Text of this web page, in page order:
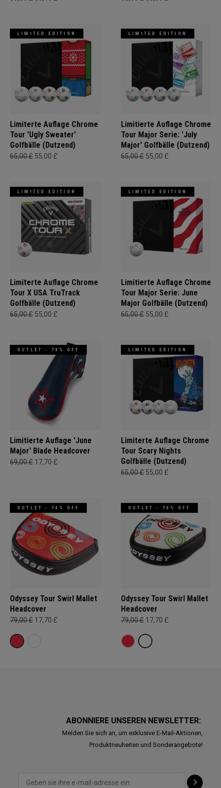
LIMITED EDITION
Limiterte Auflage Chrome
Tour 'Ugly Sweater'
Golfbälle (Dutzend)
65,00 £ 55,00 £
LIMITED EDITION
Limitierte Auflage Chrome
Tour Major Serie: 'July
Major' Golfbälle (Dutzend)
65,00 £ 55,00 £
LIMITED EDITION
Limiterte Auflage Chrome
Tour X USA TruTrack
Golfbälle (Dutzend)
65,00 £ 55,00 £
LIMITED EDITION
Limitierte Auflage Chrome
Tour Major Serie: June
Major Golfbälle (Dutzend)
65,00 £ 55,00 £
OUTLET - 70% OFF
Limitierte Auflage 'June
Major' Blade Headcover
69,00 £ 17,70 £
LIMITED EDITION
Limiterte Auflage Chrome
Tour Scary Nights
Golfbälle (Dutzend)
65,00 £ 55,00 £
OUTLET - 70% OFF
Odyssey Tour Swirl Mallet
Headcover
79,00 £ 17,70 £
OUTLET - 70% OFF
Odyssey Tour Swirl Mallet
Headcover
79,00 £ 17,70 £
ABONNIERE UNSEREN NEWSLETTER:
Melden Sie sich an, um exklusive E-Mail-Aktionen,
Produktneuheiten und Sonderangebote!